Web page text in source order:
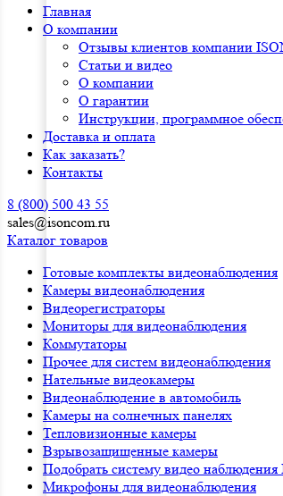
Главная
О компании
Отзывы клиентов компании
Статьи и видео
О компании
О гарантии
Инструкции, программное
Доставка и оплата
Как заказать?
Контакты
8 (800) 500 43 55
sales@isoncom.ru
Каталог товаров
Готовые комплекты видеонаблюдения
Камеры видеонаблюдения
Видеорегистраторы
Мониторы для видеонаблюдения
Коммутаторы
Прочее для систем видеонаблюдения
Нательные видеокамеры
Видеонаблюдение в автомобиль
Камеры на солнечных панелях
Тепловизионные камеры
Взрывозащищенные камеры
Подобрать систему видео наблюдения
Микрофоны для видеонаблюдения